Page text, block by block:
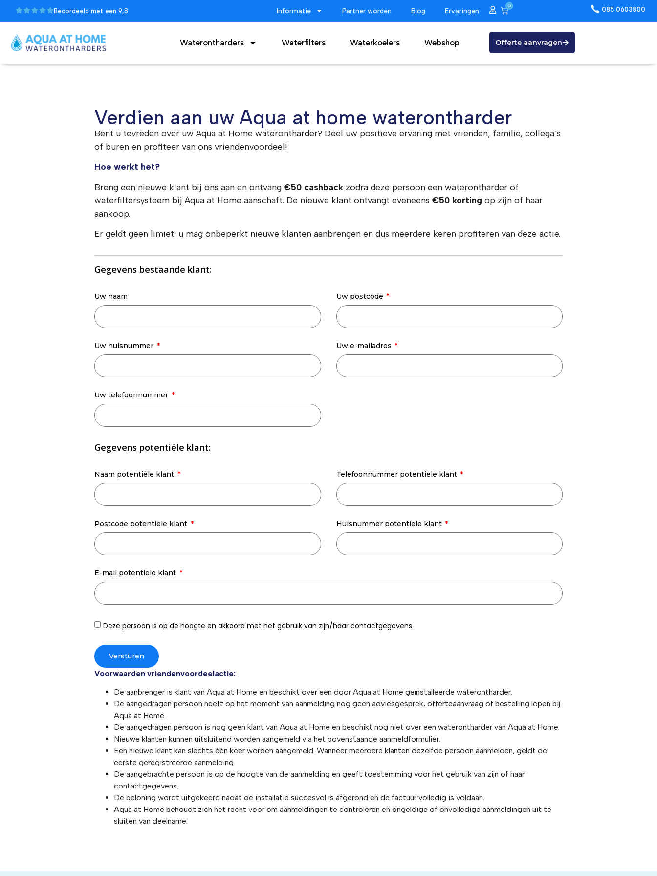
Beoordeeld met een 9,8 Informatie Partner worden Blog Ervaringen
0 085 0603800
Waterontharders Waterfilters Waterkoelers Webshop Offerte aanvragen
Verdien aan uw Aqua at home waterontharder
Bent u tevreden over uw Aqua at Home waterontharder? Deel uw positieve ervaring met vrienden, familie, collega’s
of buren en profiteer van ons vriendenvoordeel!
Hoe werkt het?
Breng een nieuwe klant bij ons aan en ontvang €50 cashbackzodra deze persoon een waterontharder of
waterfiltersysteem bij Aqua at Home aanschaft. De nieuwe klant ontvangt eveneens €50 korting op zijn of haar
aankoop.
Er geldt geen limiet: u mag onbeperkt nieuwe klanten aanbrengen en dus meerdere keren profiteren van deze actie.
Gegevens bestaande klant:
Uw naam Uw postcode
Uw huisnummer Uw e-mailadres
Uw telefoonnummer
Gegevens potentiële klant:
Naam potentiële klant Telefoonnummer potentiële klant
Postcode potentiële klant Huisnummer potentiële klant
E-mail potentiële klant
Deze persoon is op de hoogte en akkoord met het gebruik van zijn/haar contactgegevens
Versturen
Voorwaarden vriendenvoordeelactie:
De aanbrenger is klant van Aqua at Home en beschikt over een door Aqua at Home geïnstalleerde waterontharder.
De aangedragen persoon heeft op het moment van aanmelding nog geen adviesgesprek, offerteaanvraag of bestelling lopen bij
Aqua at Home.
De aangedragen persoon is nog geen klant van Aqua at Home en beschikt nog niet over een waterontharder van Aqua at Home.
Nieuwe klanten kunnen uitsluitend worden aangemeld via het bovenstaande aanmeldformulier.
Een nieuwe klant kan slechts één keer worden aangemeld. Wanneer meerdere klanten dezelfde persoon aanmelden, geldt de
eerste geregistreerde aanmelding.
De aangebrachte persoon is op de hoogte van de aanmelding en geeft toestemming voor het gebruik van zijn of haar
contactgegevens.
De beloning wordt uitgekeerd nadat de installatie succesvol is afgerond en de factuur volledig is voldaan.
Aqua at Home behoudt zich het recht voor om aanmeldingen te controleren en ongeldige of onvolledige aanmeldingen uit te
sluiten van deelname.